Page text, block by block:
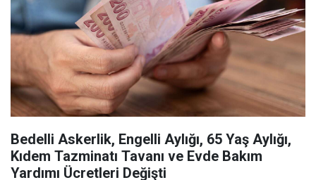
Bedelli Askerlik, Engelli Aylığı, 65 Yaş Aylığı,
Kıdem Tazminatı Tavanı ve Evde Bakım
Yardımı Ücretleri Değişti